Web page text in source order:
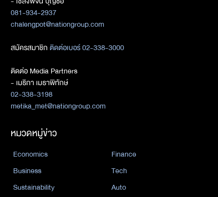
081-934-2937
chalengpot@nationgroup.com
สมัครสมาชิกติดต่อเบอร์ 02-338-3000
ติดต่อ Media Partners
- เมธิกา เมธาพิทักษ์
02-338-3198
metika_met@nationgroup.com
หมวดหมู่ข่าว
Economics
Finance
Business
Tech
Sustainability
Auto